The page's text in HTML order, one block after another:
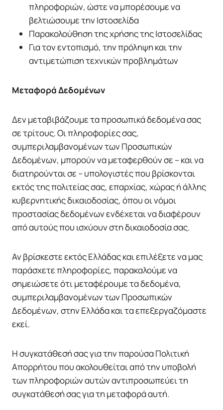
πληροφοριών, ώστε να μπορέσουμε να
βελτιώσουμε την Ιστοσελίδα
Παρακολούθηση της χρήσης της Ιστοσελίδας
Για τον εντοπισμό, την πρόληψη και την
αντιμετώπιση τεχνικών προβλημάτων
Μεταφορά Δεδομένων
Δεν μεταβιβάζουμε τα προσωπικά δεδομένα σας
σε τρίτους. Οι πληροφορίες σας,
συμπεριλαμβανομένων των Προσωπικών
Δεδομένων, μπορούν να μεταφερθούν σε – και να
διατηρούνται σε – υπολογιστές που βρίσκονται
εκτός της πολιτείας σας, επαρχίας, χώρας ή άλλης
κυβερνητικής δικαιοδοσίας, όπου οι νόμοι
προστασίας δεδομένων ενδέχεται να διαφέρουν
από αυτούς που ισχύουν στη δικαιοδοσία σας.
Αν βρίσκεστε εκτός Ελλάδας και επιλέξετε να μας
παράσχετε πληροφορίες, παρακαλούμε να
σημειώσετε ότι μεταφέρουμε τα δεδομένα,
συμπεριλαμβανομένων των Προσωπικών
Δεδομένων, στην Ελλάδα και τα επεξεργαζόμαστε
εκεί.
Η συγκατάθεσή σας για την παρούσα Πολιτική
Απορρήτου που ακολουθείται από την υποβολή
των πληροφοριών αυτών αντιπροσωπεύει τη
συγκατάθεσή σας για τη μεταφορά αυτή.